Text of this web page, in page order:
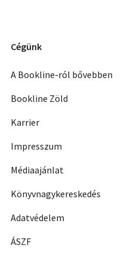
Cégünk
A Bookline-ról bővebben
Bookline Zöld
Karrier
Impresszum
Médiaajánlat
Könyvnagykereskedés
Adatvédelem
ÁSZF